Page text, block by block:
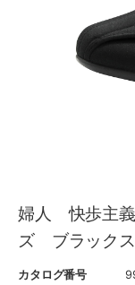
婦人 快歩主
ズ ブラック
カタログ番号